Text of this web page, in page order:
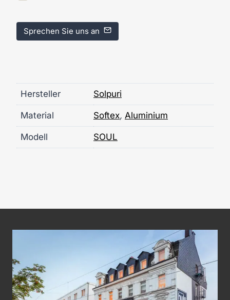
Sprechen Sie uns an
Hersteller Solpuri
Material Softex, Aluminium
Modell SOUL